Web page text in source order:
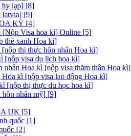
lạp] [8]
[9]
KỲ [4]
Visa hoa kì] Online [5]
thẻ xanh Hoa kì]
thị thực hôn nhân Hoa kì]
[nộp visa du lịch hoa kì]
nhân Hoa kì [nộp visa thăm thân Hoa kì]
Hoa kì [nộp visa lao động Hoa kì]
[nộp thị thực du học hoa kì]
nhân mỹ] [9]
UK [5]
quốc [1]
[2]